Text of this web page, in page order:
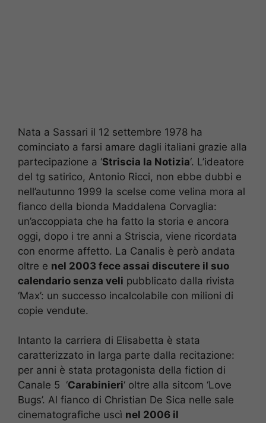
Nata a Sassari il 12 settembre 1978 ha
cominciato a farsi amare dagli italiani grazie alla
partecipazione a ‘Striscia la Notizia‘. L’ideatore
del tg satirico, Antonio Ricci, non ebbe dubbi e
nell’autunno 1999 la scelse come velina mora al
fianco della bionda Maddalena Corvaglia:
un’accoppiata che ha fatto la storia e ancora
oggi, dopo i tre anni a Striscia, viene ricordata
con enorme affetto. La Canalis è però andata
oltre e nel 2003 fece assai discutere il suo
calendario senza veli pubblicato dalla rivista
‘Max’: un successo incalcolabile con milioni di
copie vendute.
Intanto la carriera di Elisabetta è stata
caratterizzato in larga parte dalla recitazione:
per anni è stata protagonista della fiction di
Canale 5 ‘Carabinieri‘ oltre alla sitcom ‘Love
Bugs’. Al fianco di Christian De Sica nelle sale
cinematografiche uscì nel 2006 il